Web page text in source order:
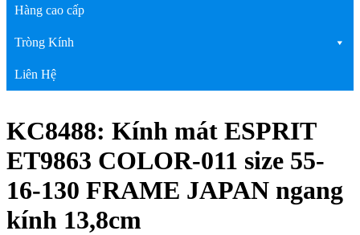
Hàng cao cấp
Tròng Kính
Liên Hệ
KC8488: Kính mát ESPRIT
ET9863 COLOR-011 size 55-
16-130 FRAME JAPAN ngang
kính 13,8cm